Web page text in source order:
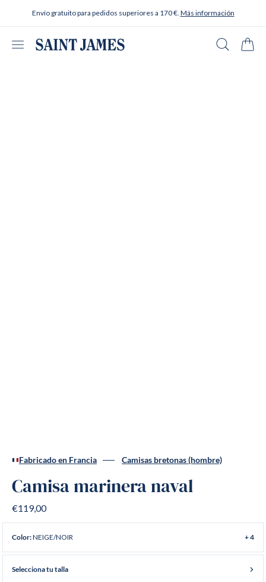
Envío gratuito para pedidos superiores a 170 €. Más información
Abrir menú
Fabricado en Francia Camisas bretonas (hombre)
Camisa marinera naval
€119,00
Color:NEIGE/NOIR + 4
Selecciona tu talla